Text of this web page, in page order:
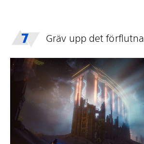
Gräv upp det förflutna